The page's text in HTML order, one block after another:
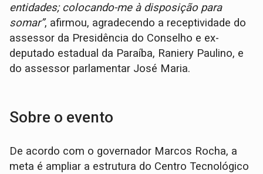
entidades; colocando-me à disposição para
somar”, afirmou, agradecendo a receptividade do
assessor da Presidência do Conselho e ex-
deputado estadual da Paraíba, Raniery Paulino, e
do assessor parlamentar José Maria.
Sobre o evento
De acordo com o governador Marcos Rocha, a
meta é ampliar a estrutura do Centro Tecnológico